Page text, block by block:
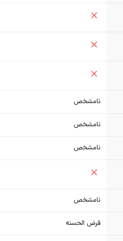
نامشخص
نامشخص
نامشخص
نامشخص
قرض الحسنه